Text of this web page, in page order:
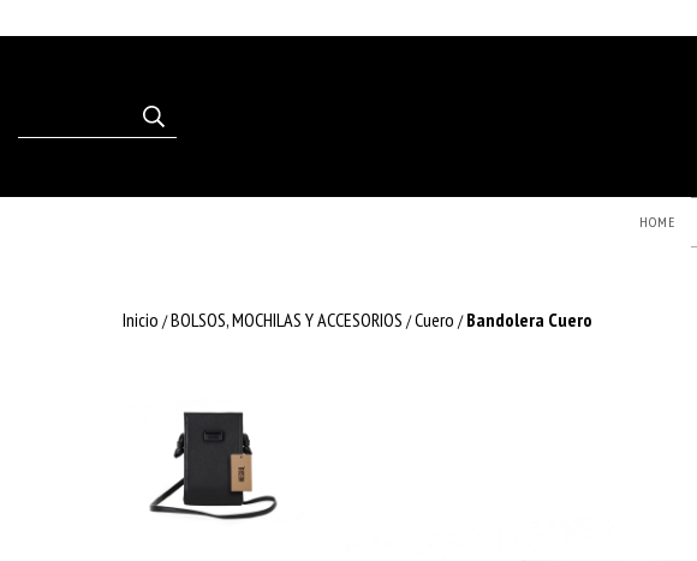
HOME
Inicio /BOLSOS, MOCHILAS Y ACCESORIOS /Cuero / Bandolera Cuero